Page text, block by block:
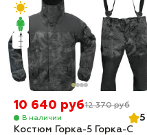
10 640 руб12 370 руб
В наличии
5
Костюм Горка-5 Горка-С